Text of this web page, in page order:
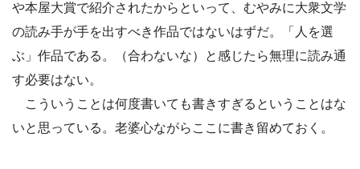
や本屋大賞で紹介されたからといって、むやみに大衆文学
の読み手が手を出すべき作品ではないはずだ。「人を選
ぶ」作品である。（合わないな）と感じたら無理に読み通
す必要はない。
こういうことは何度書いても書きすぎるということはな
いと思っている。老婆心ながらここに書き留めておく。